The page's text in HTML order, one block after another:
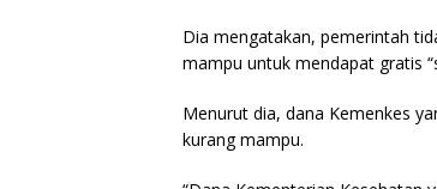
Dia mengatakan, pemerintah
mampu untuk mendapat gratis
Menurut dia, dana Kemenkes
kurang mampu.